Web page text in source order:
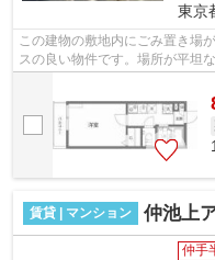
東京
この建物の敷地内にごみ置き場
スの良い物件です。場所が平坦
ントですね。こちらの物件はア
賃貸 | マンション 仲池上
仲手